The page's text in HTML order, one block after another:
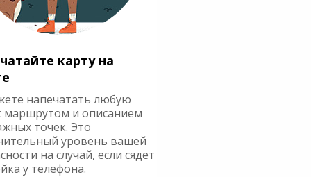
карту на
напечатать любую
маршрутом и описанием
точек. Это
уровень вашей
на случай, если сядет
у телефона.